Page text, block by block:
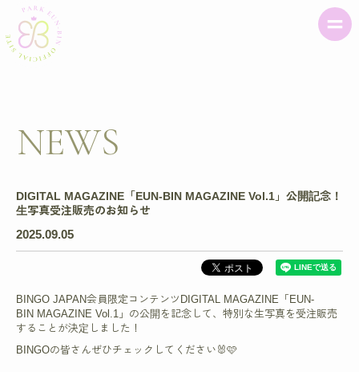
NEWS
DIGITAL MAGAZINE「EUN-BIN MAGAZINE Vol.1」公開記念！
生写真受注販売のお知らせ
2025.09.05
BINGO JAPAN会員限定コンテンツDIGITAL MAGAZINE「EUN-
BIN MAGAZINE Vol.1」の公開を記念して、特別な生写真を受注販売
することが決定しました！
BINGOの皆さんぜひチェックしてください🐰🩷